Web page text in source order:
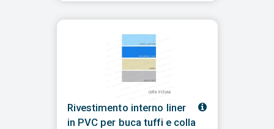
Rivestimento interno liner
in PVC per buca tuffi e colla